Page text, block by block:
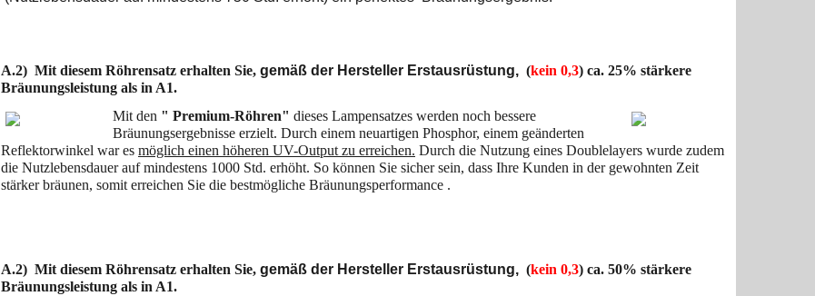
A.2) Mit diesem Röhrensatz erhalten Sie, gemäß der Hersteller Erstausrüstung, (kein 0,3) ca. 25% stärkere
Bräunungsleistung als in A1.
Mit den " Premium-Röhren" dieses Lampensatzes werden noch bessere
Bräunungsergebnisse erzielt. Durch einem neuartigen Phosphor, einem geänderten
Reflektorwinkel war es möglich einen höheren UV-Output zu erreichen. Durch die Nutzung eines Doublelayers wurde zudem
die Nutzlebensdauer auf mindestens 1000 Std. erhöht. So können Sie sicher sein, dass Ihre Kunden in der gewohnten Zeit
stärker bräunen, somit erreichen Sie die bestmögliche Bräunungsperformance .
A.2) Mit diesem Röhrensatz erhalten Sie, gemäß der Hersteller Erstausrüstung, (kein 0,3) ca. 50% stärkere
Bräunungsleistung als in A1.